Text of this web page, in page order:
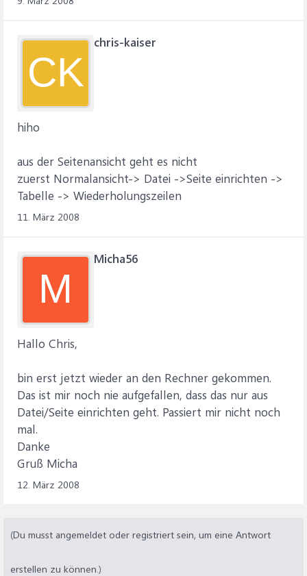
CK
chris-kaiser
hiho
aus der Seitenansicht geht es nicht
zuerst Normalansicht-> Datei ->Seite einrichten ->
Tabelle -> Wiederholungszeilen
11. März 2008
M
Micha56
Hallo Chris,
bin erst jetzt wieder an den Rechner gekommen.
Das ist mir noch nie aufgefallen, dass das nur aus
Datei/Seite einrichten geht. Passiert mir nicht noch
mal.
Danke
Gruß Micha
12. März 2008
(Du musst angemeldet oder registriert sein, um eine Antwort
erstellen zu können.)